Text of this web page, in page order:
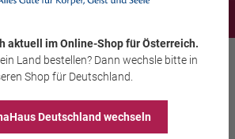
Raumsprays
aktuell im Online-Shopfür Österreich.
Land bestellen? Dann wechsle bitte in
Shop für Deutschland
Deutschland wechseln